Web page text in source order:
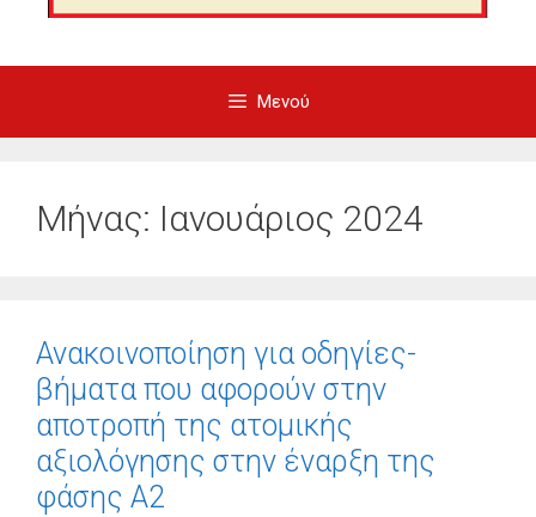
Μενού
Μήνας: Ιανουάριος 2024
Ανακοινοποίηση για οδηγίες-
βήματα που αφορούν στην
αποτροπή της ατομικής
αξιολόγησης στην έναρξη της
φάσης Α2